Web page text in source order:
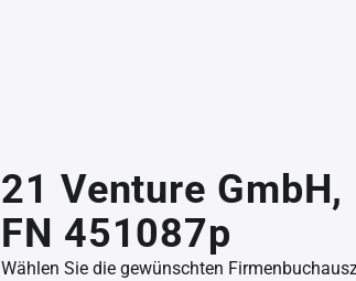
21 Venture GmbH,
FN 451087p
Wählen Sie die gewünschten